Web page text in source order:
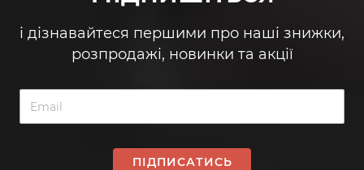
і дізнавайтеся першими про наші знижки,
розпродажі, новинки та акції
ПІДПИСАТИСЬ